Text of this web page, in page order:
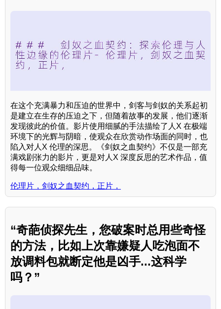
在这个充满暴力和压迫的世界中，剑客与剑奴的关系起初
是建立在生存的压迫之下，但随着故事的发展，他们逐渐
发现彼此的价值。影片使用细腻的手法描绘了人X 在极端
环境下的光辉与阴暗，使观众在欣赏动作场面的同时，也
陷入对人X 伦理的深思。《剑奴之血契约》不仅是一部充
满戏剧张力的影片，更是对人X 深度反思的艺术作品，值
得每一位观众细细品味。
伦理片，剑奴之血契约，正片，
“奇葩侦探先生，您破案时总用些奇怪
的方法，比如上次靠嫌疑人吃泡面不
放调料包就断定他是凶手...这科学
吗？”